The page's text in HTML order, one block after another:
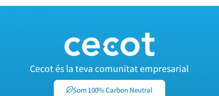
Cecot és la teva comunitat empresarial
Som 100% Carbon Neutral